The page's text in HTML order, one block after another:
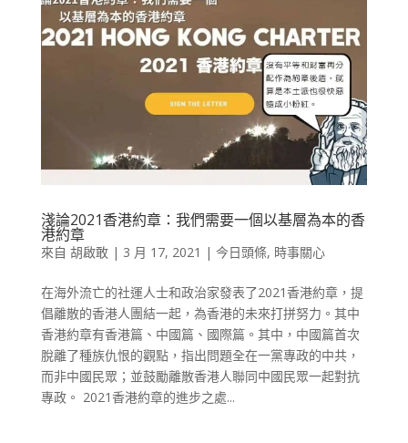
淺論2021香港約章：我們需要一個以基層為本的香
港約章
來自 胡啟敢| 3 月 17, 2021 | 今日頭條, 時事關心
在海外流亡的社運人士和政治家發表了2021香港約章，提
倡離散的香港人團結一起，為香港的未來打拼努力。其中
香港約章有香港篇、中國篇、國際篇。其中，中國篇首次
脫離了種族仇恨的觀點，指出問題全在一黨專政的中共，
而非中國民眾；並鼓勵離散香港人聯同中國民眾一起對抗
專政。 2021香港約章的進步之處...